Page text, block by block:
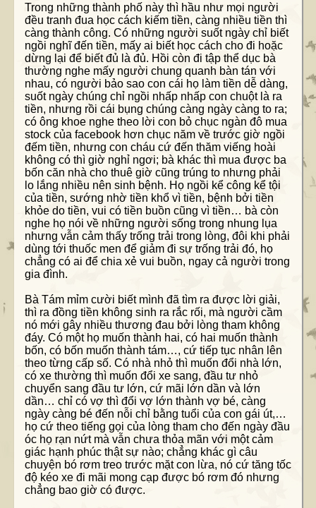
Trong những thành phố này thì hầu như mọi người
đều tranh đua học cách kiếm tiền, càng nhiều tiền thì
càng thành công. Có những người suốt ngày chỉ biết
ngồi nghĩ đến tiền, mấy ai biết học cách cho đi hoặc
dừng lại để biết đủ là đủ. Hồi còn đi tập thể dục bà
thường nghe mấy người chung quanh bàn tán với
nhau, có người bảo sao con cái họ làm tiền dễ dàng,
suốt ngày chúng chỉ ngồi nhấp nhấp con chuột là ra
tiền, nhưng rồi cái bụng chúng càng ngày càng to ra;
có ông khoe nghe theo lời con bỏ chục ngàn đô mua
stock của facebook hơn chục năm về trước giờ ngồi
đếm tiền, nhưng con cháu cứ đến thăm viếng hoài
không có thì giờ nghỉ ngơi; bà khác thì mua được ba
bốn căn nhà cho thuê giờ cũng trúng to nhưng phải
lo lắng nhiều nên sinh bệnh. Họ ngồi kể công kể tội
của tiền, sướng nhờ tiền khổ vì tiền, bệnh bởi tiền
khỏe do tiền, vui có tiền buồn cũng vì tiền… bà còn
nghe họ nói về những người sống trong nhung lụa
nhưng vẫn cảm thấy trống trải trong lòng, đôi khi phải
dùng tới thuốc men để giảm đi sự trống trải đó, họ
chẳng có ai để chia xẻ vui buồn, ngay cả người trong
gia đình.
Bà Tám mỉm cười biết mình đã tìm ra được lời giải,
thì ra đồng tiền không sinh ra rắc rối, mà người cầm
nó mới gây nhiều thương đau bởi lòng tham không
đáy. Có một họ muốn thành hai, có hai muốn thành
bốn, có bốn muốn thành tám…, cứ tiếp tục nhân lên
theo từng cấp số. Có nhà nhỏ thì muốn đổi nhà lớn,
có xe thường thì muốn đổi xe sang, đầu tư nhỏ
chuyển sang đầu tư lớn, cứ mãi lớn dần và lớn
dần… chỉ có vợ thì đổi vợ lớn thành vợ bé, càng
ngày càng bé đến nỗi chỉ bằng tuổi của con gái út,…
họ cứ theo tiếng gọi của lòng tham cho đến ngày đầu
óc họ rạn nứt mà vẫn chưa thỏa mãn với một cảm
giác hạnh phúc thật sự nào; chẳng khác gì câu
chuyện bó rơm treo trước mặt con lừa, nó cứ tăng tốc
độ kéo xe đi mãi mong cạp được bó rơm đó nhưng
chẳng bao giờ có được.